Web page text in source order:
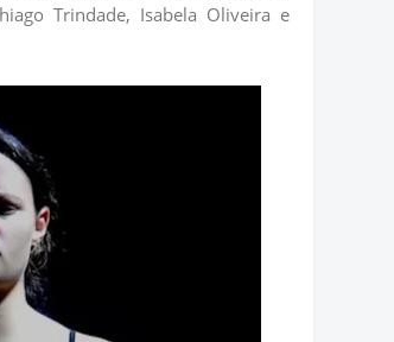
Trindade, Isabela Oliveira e